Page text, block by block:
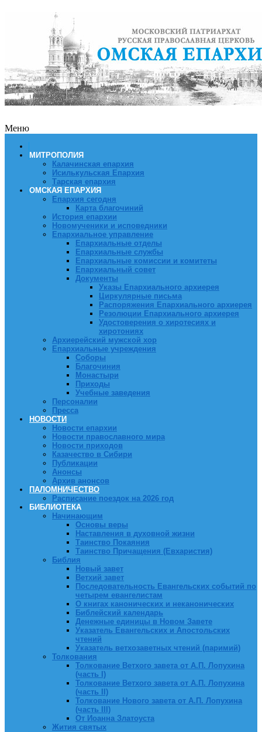
Меню
МИТРОПОЛИЯ
Калачинская епархия
Исилькульская Епархия
Тарская епархия
ОМСКАЯ ЕПАРХИЯ
Епархия сегодня
Карта благочиний
История епархии
Новомученики и исповедники
Епархиальное управление
Епархиальные отделы
Епархиальные службы
Епархиальные комиссии и комитеты
Епархиальный совет
Документы
Указы Епархиального архиерея
Циркулярные письма
Распоряжения Епархиального архиерея
Резолюции Епархиального архиерея
Удостоверения о хиротесиях и
хиротониях
Архиерейский мужской хор
Епархиальные учреждения
Соборы
Благочиния
Монастыри
Приходы
Учебные заведения
Персоналии
Пресса
НОВОСТИ
Новости епархии
Новости православного мира
Новости приходов
Казачество в Сибири
Публикации
Анонсы
Архив анонсов
ПАЛОМНИЧЕСТВО
Расписание поездок на 2026 год
БИБЛИОТЕКА
Начинающим
Основы веры
Наставления в духовной жизни
Таинство Покаяния
Таинство Причащения (Евхаристия)
Библия
Новый завет
Ветхий завет
Последовательность Евангельских событий по
четырем евангелистам
О книгах канонических и неканонических
Библейский календарь
Денежные единицы в Новом Завете
Указатель Евангельских и Апостольских
чтений
Указатель ветхозаветных чтений (паримий)
Толкования
Толкование Ветхого завета от А.П. Лопухина
(часть I)
Толкование Ветхого завета от А.П. Лопухина
(часть II)
Толкование Нового завета от А.П. Лопухина
(часть III)
От Иоанна Златоуста
Жития святых